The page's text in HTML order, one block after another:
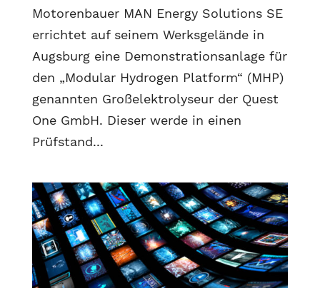
Motorenbauer MAN Energy Solutions SE
errichtet auf seinem Werksgelände in
Augsburg eine Demonstrationsanlage für
den „Modular Hydrogen Platform“ (MHP)
genannten Großelektrolyseur der Quest
One GmbH. Dieser werde in einen
Prüfstand...